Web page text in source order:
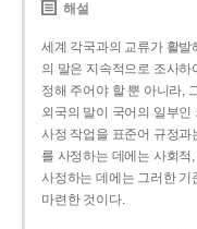
해설
세계 각국과의 교류가 활
의 말은 지속적으로 조사
정해 주어야 할 뿐 아니라,
외국의 말이 국어의 일부
사정 작업을 표준어 규정과
를 사정하는 데에는 사회
사정하는 데에는 그러한
마련한 것이다.